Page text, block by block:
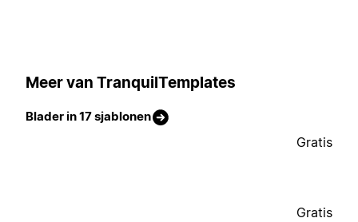
Meer van TranquilTemplates
Blader in 17 sjablonen
Gratis
Gratis